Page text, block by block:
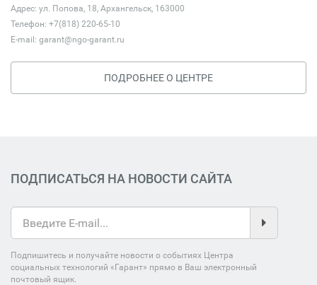
Адрес: ул. Попова, 18, Архангельск, 163000
Телефон: +7(818) 220-65-10
E-mail: garant@ngo-garant.ru
ПОДРОБНЕЕ О ЦЕНТРЕ
ПОДПИСАТЬСЯ НА НОВОСТИ САЙТА
Подпишитесь и получайте новости о событиях Центра
социальных технологий «Гарант» прямо в Ваш электронный
почтовый ящик.